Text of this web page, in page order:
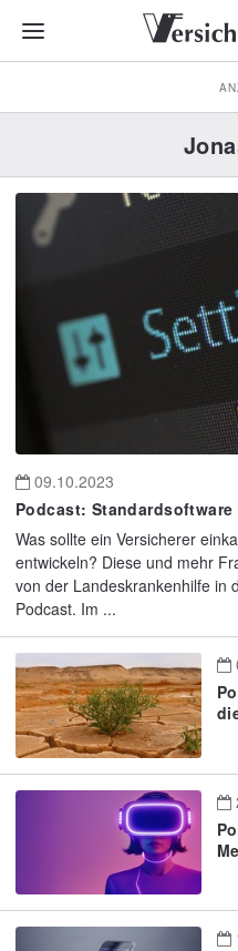
09.10.2023
Podcast:
Was sollte ein Versicherer
entwickeln? Diese und mehr
von der Landeskrankenhilfe in
Podcast. Im ...